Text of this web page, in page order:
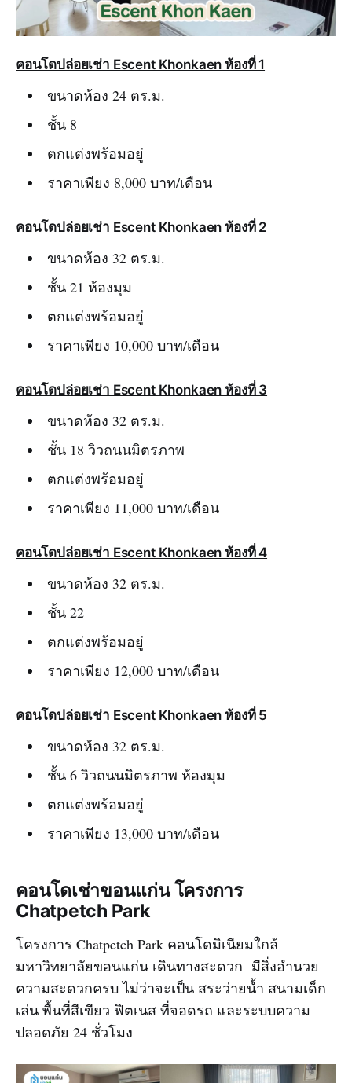
คอนโดปล่อยเช่า Escent Khonkaen ห้องที่ 1
ขนาดห้อง 24 ตร.ม.
ชั้น 8
ตกแต่งพร้อมอยู่
ราคาเพียง 8,000 บาท/เดือน
คอนโดปล่อยเช่า Escent Khonkaen ห้องที่ 2
ขนาดห้อง 32 ตร.ม.
ชั้น 21 ห้องมุม
ตกแต่งพร้อมอยู่
ราคาเพียง 10,000 บาท/เดือน
คอนโดปล่อยเช่า Escent Khonkaen ห้องที่ 3
ขนาดห้อง 32 ตร.ม.
ชั้น 18 วิวถนนมิตรภาพ
ตกแต่งพร้อมอยู่
ราคาเพียง 11,000 บาท/เดือน
คอนโดปล่อยเช่า Escent Khonkaen ห้องที่ 4
ขนาดห้อง 32 ตร.ม.
ชั้น 22
ตกแต่งพร้อมอยู่
ราคาเพียง 12,000 บาท/เดือน
คอนโดปล่อยเช่า Escent Khonkaen ห้องที่ 5
ขนาดห้อง 32 ตร.ม.
ชั้น 6 วิวถนนมิตรภาพ ห้องมุม
ตกแต่งพร้อมอยู่
ราคาเพียง 13,000 บาท/เดือน
คอนโดเช่าขอนแก่น โครงการ
Chatpetch Park
โครงการ Chatpetch Park คอนโดมิเนียมใกล้
มหาวิทยาลัยขอนแก่น เดินทางสะดวก มีสิ่งอำนวย
ความสะดวกครบ ไม่ว่าจะเป็น สระว่ายน้ำ สนามเด็ก
เล่น พื้นที่สีเขียว ฟิตเนส ที่จอดรถ และระบบความ
ปลอดภัย 24 ชั่วโมง